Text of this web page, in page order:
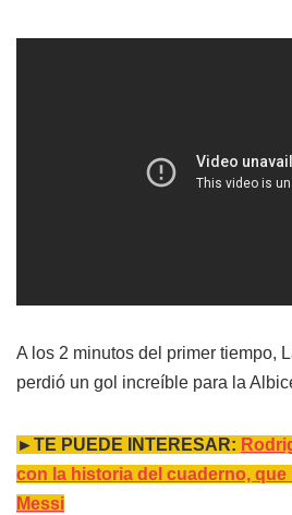
A los 2 minutos del primer tiempo,
perdió un gol increíble para la
►TE PUEDE INTERESAR:
con la historia del cuaderno, que
Messi